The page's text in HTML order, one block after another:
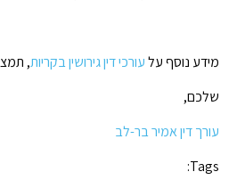
מידע נוסף עלעורכי דין גירושין בקריות,
שלכם,
עורך דין אמיר בר-לב
Tags: